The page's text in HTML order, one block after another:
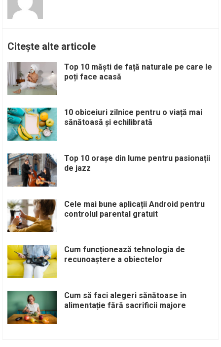
Citește alte articole
Top 10 măști de față naturale pe care le
poți face acasă
10 obiceiuri zilnice pentru o viață mai
sănătoasă și echilibrată
Top 10 orașe din lume pentru pasionații
de jazz
Cele mai bune aplicații Android pentru
controlul parental gratuit
Cum funcționează tehnologia de
recunoaștere a obiectelor
Cum să faci alegeri sănătoase în
alimentație fără sacrificii majore